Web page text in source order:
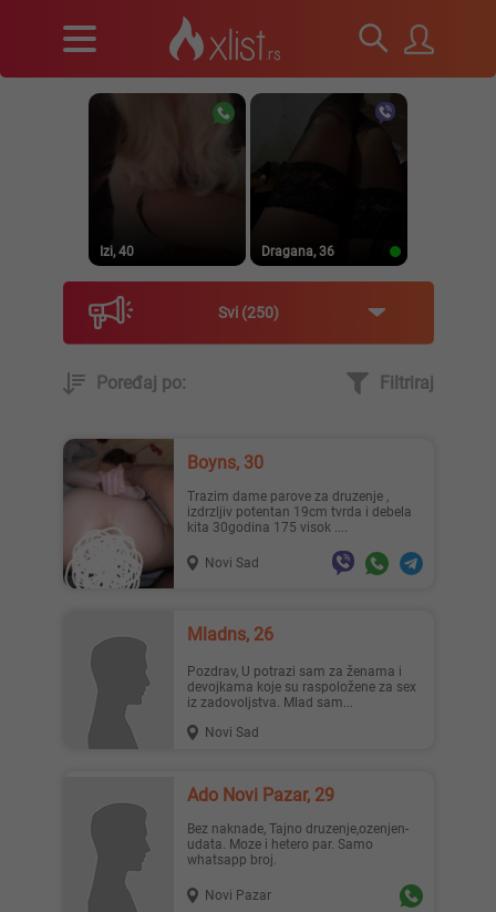
Izi, 40 Dragana, 36
Svi 250
Poređaj po: Filtriraj
Boyns, 30
Trazim dame parove za druzenje ,
izdrzljiv potentan 19cm tvrda i debela
kita 30godina 175 visok ....
Novi Sad
Mladns, 26
Pozdrav, U potrazi sam za ženama i
devojkama koje su raspoložene za sex
iz zadovoljstva. Mlad sam...
Novi Sad
Ado Novi Pazar, 29
Bez naknade, Tajno druzenje,ozenjen-
udata. Moze i hetero par. Samo
whatsapp broj.
Novi Pazar